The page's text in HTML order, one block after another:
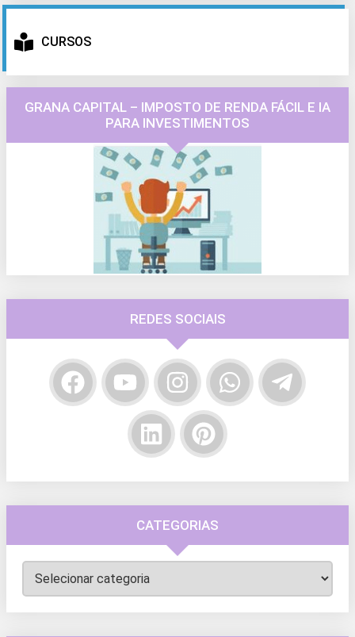
CURSOS
GRANA CAPITAL – IMPOSTO DE RENDA FÁCIL E IA
PARA INVESTIMENTOS
REDES SOCIAIS
CATEGORIAS
Categorias